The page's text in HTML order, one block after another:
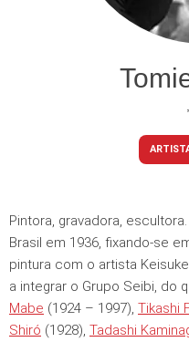
Pintora, gravadora,
Brasil em 1936, fixando-se
pintura com o artista
a integrar o Grupo Seibi, do
Mabe (1924 – 1997), Tikashi
Shiró (1928), Tadashi